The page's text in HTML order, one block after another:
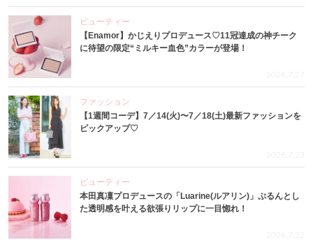
ビューティー
【Enamor】かじえりプロデュース♡11冠達成の神チーク
に待望の限定“ミルキー血色”カラーが登場！
2026.7.27
ファッション
【1週間コーデ】7／14(火)〜7／18(土)最新ファッションを
ピックアップ♡
2026.7.23
ビューティー
本田真凜プロデュースの「Luarine(ルアリン)」ぷるんとし
た透明感を叶える欲張りリップに一目惚れ！
2026.7.22